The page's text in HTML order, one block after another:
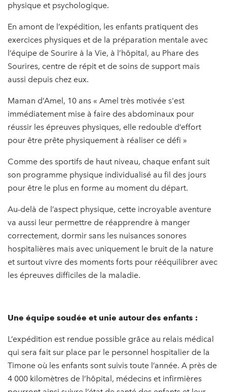
physique et psychologique.
En amont de l’expédition, les enfants pratiquent des
exercices physiques et de la préparation mentale avec
l’équipe de Sourire à la Vie, à l’hôpital, au Phare des
Sourires, centre de répit et de soins de support mais
aussi depuis chez eux.
Maman d’Amel, 10 ans « Amel très motivée s'est
immédiatement mise à faire des abdominaux pour
réussir les épreuves physiques, elle redouble d’effort
pour être prête physiquement à réaliser ce défi »
Comme des sportifs de haut niveau, chaque enfant suit
son programme physique individualisé au fil des jours
pour être le plus en forme au moment du départ.
Au-delà de l’aspect physique, cette incroyable aventure
va aussi leur permettre de réapprendre à manger
correctement, dormir sans les nuisances sonores
hospitalières mais avec uniquement le bruit de la nature
et surtout vivre des moments forts pour rééquilibrer avec
les épreuves difficiles de la maladie.
Une équipe soudée et unie autour des enfants :
L’expédition est rendue possible grâce au relais médical
qui sera fait sur place par le personnel hospitalier de la
Timone où les enfants sont suivis toute l’année. A près de
4 000 kilomètres de l’hôpital, médecins et infirmières